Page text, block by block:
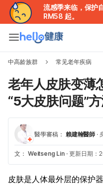
流感季来临，保护
RM58 起。
中高龄族群 常见老年疾病
老年人皮肤变薄
“5大皮肤问题”
醫學審稿： 賴建翰醫師 ·
文： Weitseng Lin · 更新日期：
皮肤是人体最外层的保护